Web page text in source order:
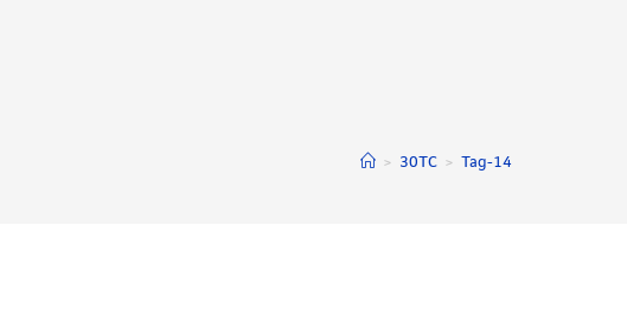
> 30TC > Tag-14